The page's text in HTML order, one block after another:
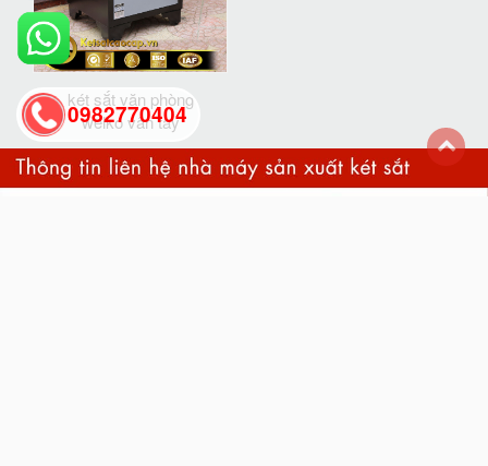
két sắt văn phòng
welko vân tay
0982770404
back